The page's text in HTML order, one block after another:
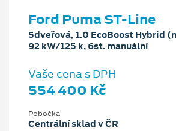
Ford Puma ST-Line
5dveřová, 1.0 EcoBoost Hybrid
92 kW/125 k, 6st. manuální
Vaše cena s DPH
554 400 Kč
Pobočka
Centrální sklad v ČR